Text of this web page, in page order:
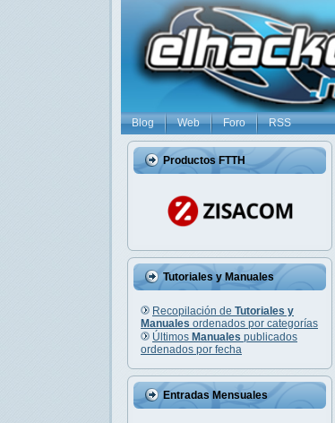
Blog Web Foro RSS
Productos FTTH
Tutoriales y Manuales
Recopilación de Tutoriales y
Manuales ordenados por categorías
Últimos Manuales publicados
ordenados por fecha
Entradas Mensuales